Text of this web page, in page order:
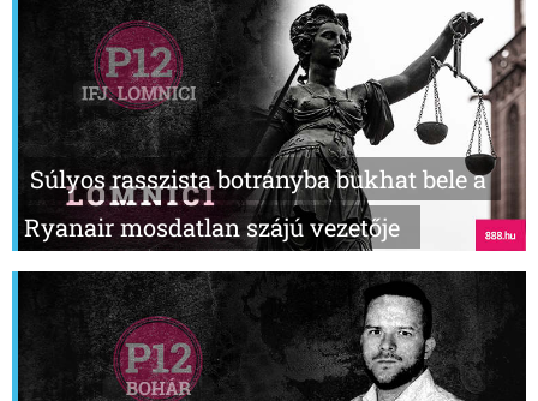
Súlyos rasszista botrányba bukhat bele a
Ryanair mosdatlan szájú vezetője